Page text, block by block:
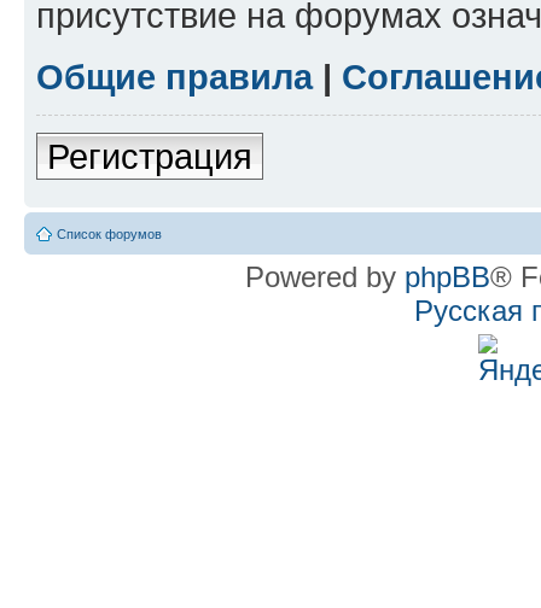
присутствие на форумах
Общие правила|
Регистрация
Список форумов
Powered by phpBB®
Русская